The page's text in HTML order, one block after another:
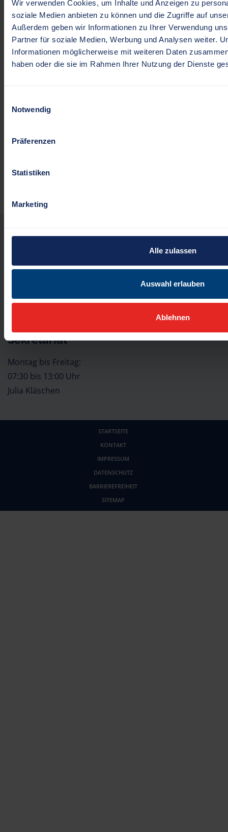
Wir verwenden Cookies, um Inhalte und Anzeigen zu
soziale Medien anbieten zu können und die Zugriffe auf
Außerdem geben wir Informationen zu Ihrer Verwendung
Partner für soziale Medien, Werbung und Analysen weiter.
Informationen möglicherweise mit weiteren Daten
haben oder die sie im Rahmen Ihrer Nutzung der Dienste
Notwendig
Präferenzen
Statistiken
Marketing
Alle zulassen
Auswahl erlauben
Ablehnen
barrierefreien Version verfügbar. Der digitale
Stadtrundgang kann direkt über folgenden Link
gestartet werden:
https://de.actionbound.com/qrcodes/
Die „Internationalen Wochen gegen Rassismus“ finden
bundesweit vom 16. bis 29. März 2026 unter dem
Rassismus und Rechtsextremismus“ statt. Auch in
und sichtbare Zeichen im Stadtgebiet geplant.
ZURÜCK
Dannewerkschule
Telefon:04621
814780
Sekretariat
Montag bis Freitag:
07:30 bis 13:00 Uhr
Julia Kläschen
STARTSEITE
KONTAKT
IMPRESSUM
DATENSCHUTZ
BARRIEREFREIHEIT
SITEMAP